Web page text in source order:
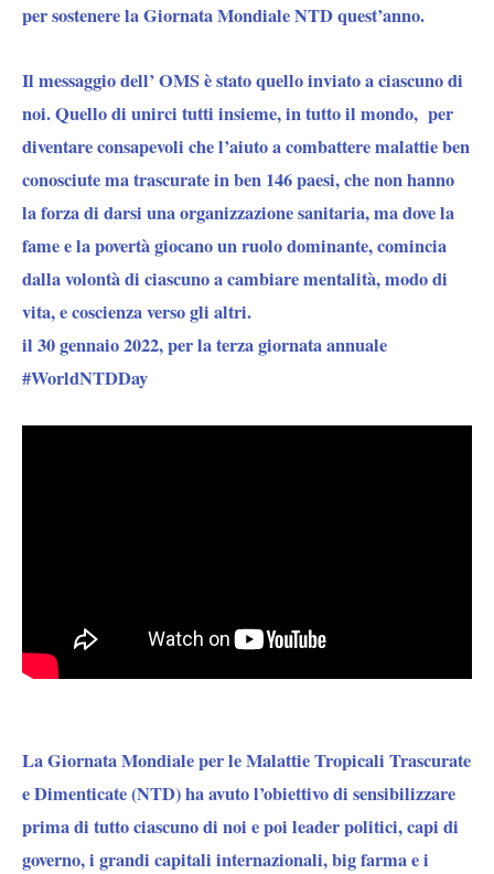
per sostenere la Giornata Mondiale NTD quest’anno.
Il messaggio dell’ OMSè stato quello inviato a ciascuno di
noi. Quello di unirci tutti insieme, in tutto il mondo, per
diventare consapevoli che l’aiuto a combattere malattie ben
conosciute ma trascurate in ben 146 paesi, che non hanno
la forza di darsi una organizzazione sanitaria, ma dove la
fame e la povertà giocano un ruolo dominante, comincia
dalla volontà di ciascuno a cambiare mentalità, modo di
vita, e coscienza verso gli altri.
il 30 gennaio 2022, per la terza giornata annuale
#WorldNTDDay
La Giornata Mondiale per le Malattie Tropicali Trascurate
e Dimenticate (NTD) ha avuto l’obiettivo di sensibilizzare
prima di tutto ciascuno di noi e poi leader politici, capi di
governo, i grandi capitali internazionali, big farma e i